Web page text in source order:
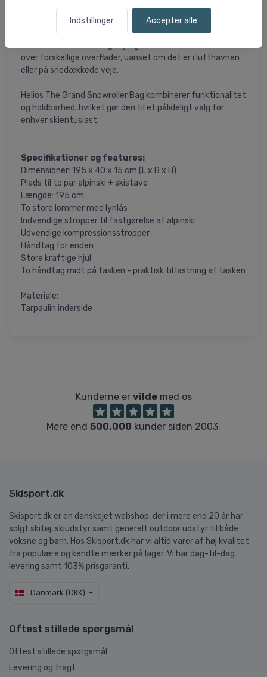
Indstillinger Accepter alle
Udvendige kompressionsstropper hjælper med at reducere
taskens volumen og holder indholdet tæt sammen. For
nem håndtering er der et robust håndtag i den ene ende af
over forskellige overflader, uanset om det er i lufthavnen
eller på snedækkede veje.
Helios The Grand Snowroller Bag kombinerer funktionalitet
og holdbarhed, hvilket gør den til et pålideligt valg for
enhver skientusiast.
Specifikationer og features:
Dimensioner: 195 x 40 x 15 cm (L x B x H)
Plads til to par alpinski + skistave
Længde: 195 cm
To store lommer med lynlås
Indvendige stropper til fastgørelse af alpinski
Udvendige kompressionsstropper
Håndtag for enden
Store kraftige hjul
To håndtag midt på tasken - praktisk til lastning af tasken
Materiale:
Tarpaulin inderside
Kunderne er vildemed os
Mere end 500.000 kunder siden 2003.
Skisport.dk
Skisport.dk er en danskejet webshop, der i mere end 20 år har
solgt skitøj, skiudstyr samt generelt outdoor udstyr til både
voksne og børn. Hos Skisport.dk har vi altid varer af høj kvalitet
fra populære og kendte mærker på lager. Vi har dag-til-dag
levering samt 103% prisgaranti.
Danmark (DKK)
Oftest stillede spørgsmål
Oftest stillede spørgsmål
Levering og fragt